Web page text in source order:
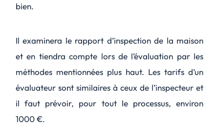
bien.
Il examinera le rapport d’inspection de la maison
et en tiendra compte lors de l’évaluation par les
méthodes mentionnées plus haut. Les tarifs d’un
évaluateur sont similaires à ceux de l’inspecteur et
il faut prévoir, pour tout le processus, environ
1000 €.